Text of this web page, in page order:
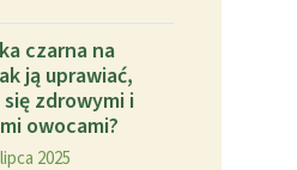
czarna na
ją uprawiać,
zdrowymi i
owocami?
2025